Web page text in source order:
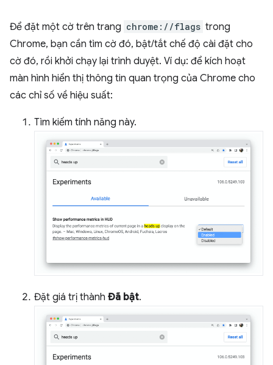
Để đặt một cờ trên trang chrome://flags trong
Chrome, bạn cần tìm cờ đó, bật/tắt chế độ cài đặt cho
cờ đó, rồi khởi chạy lại trình duyệt. Ví dụ: để kích hoạt
màn hình hiển thị thông tin quan trọng của Chrome cho
các chỉ số về hiệu suất:
Tìm kiếm tính năng này.
Đặt giá trị thành Đã bật.